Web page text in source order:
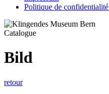
Politique de confidentialité
Catalogue
Bild
retour